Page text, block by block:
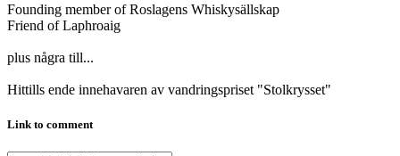
Founding member of Roslagens Whiskysällskap
Friend of Laphroaig
plus några till...
Hittills ende innehavaren av vandringspriset "Stolkrysset"
Link to comment